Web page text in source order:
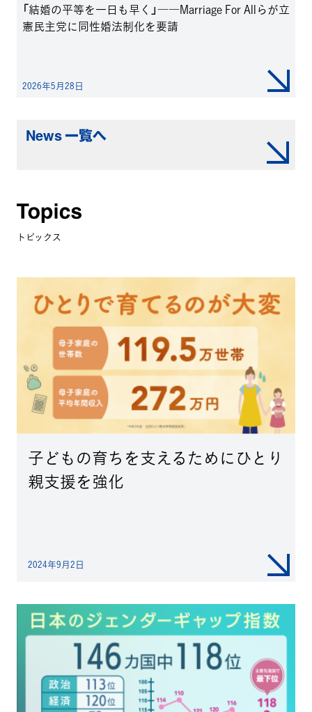
「結婚の平等を一日も早く」――Marriage For Allらが立
憲民主党に同性婚法制化を要請
2026年5月28日
News 一覧へ
トピックス
子どもの育ちを支えるためにひとり
親支援を強化
2024年9月2日